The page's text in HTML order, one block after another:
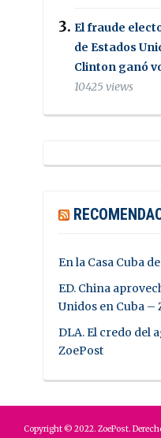
El fraude
de Estados
Clinton ganó
10425 views
En la Casa Cuba
ED. China
Unidos en Cuba –
DLA. El credo del
ZoePost
Copyright © 2022. ZoePost.